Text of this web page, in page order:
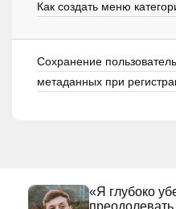
Как создать меню
Сохранение
метаданных при
«Я глубоко